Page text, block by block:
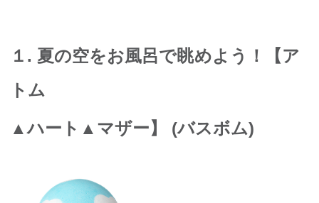
１. 夏の空をお風呂で眺めよう！【ア
トム
▲ハート ▲ マザー】 (バスボム)